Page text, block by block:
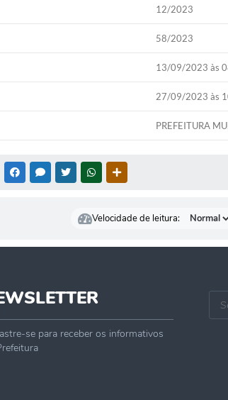
12/2023
58/2023
13/09/2023 às
27/09/2023 às
PREFEITURA
FACEBOOKMESSENGER
TWITTERWHATSAPP
Velocidade de leitura:
se para receber os informativos